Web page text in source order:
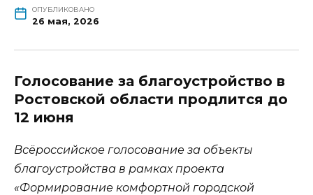
ОПУБЛИКОВАНО
26 мая, 2026
Голосование за благоустройство в
Ростовской области продлится до
12 июня
Всёроссийское голосование за объекты
благоустройства в рамках проекта
«Формирование комфортной городской